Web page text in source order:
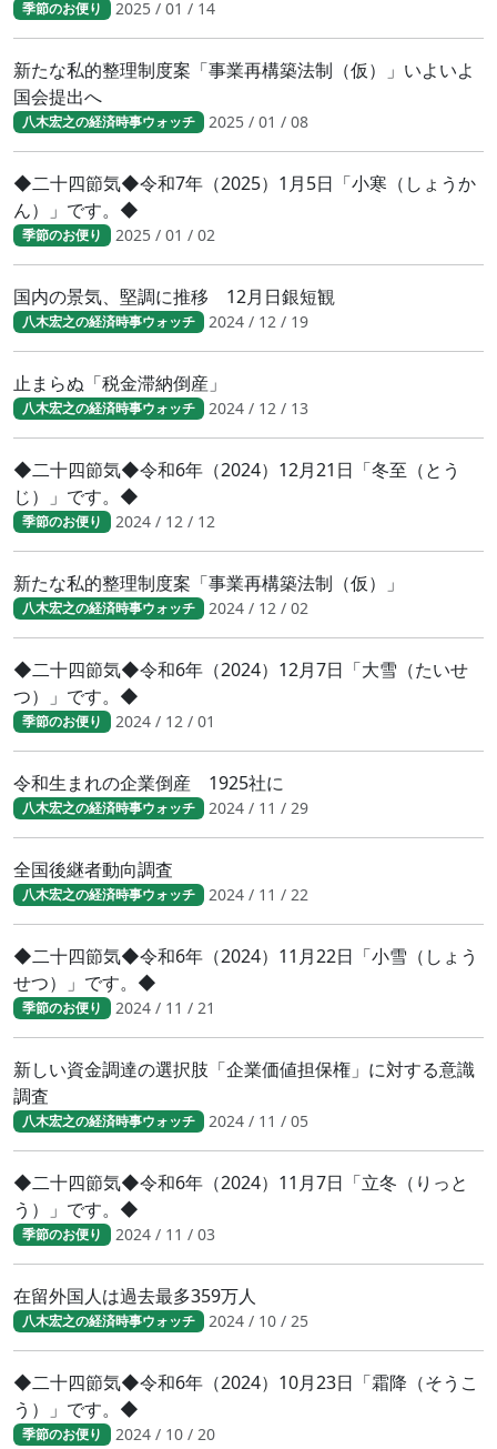
季節のお便り 2025 / 01 / 14
新たな私的整理制度案「事業再構築法制（仮）」いよいよ
国会提出へ
八木宏之の経済時事ウォッチ 2025 / 01 / 08
◆二十四節気◆令和7年（2025）1月5日「小寒（しょうか
ん）」です。◆
季節のお便り 2025 / 01 / 02
国内の景気、堅調に推移 12月日銀短観
八木宏之の経済時事ウォッチ 2024 / 12 / 19
止まらぬ「税金滞納倒産」
八木宏之の経済時事ウォッチ 2024 / 12 / 13
◆二十四節気◆令和6年（2024）12月21日「冬至（とう
じ）」です。◆
季節のお便り 2024 / 12 / 12
新たな私的整理制度案「事業再構築法制（仮）」
八木宏之の経済時事ウォッチ 2024 / 12 / 02
◆二十四節気◆令和6年（2024）12月7日「大雪（たいせ
つ）」です。◆
季節のお便り 2024 / 12 / 01
令和生まれの企業倒産 1925社に
八木宏之の経済時事ウォッチ 2024 / 11 / 29
全国後継者動向調査
八木宏之の経済時事ウォッチ 2024 / 11 / 22
◆二十四節気◆令和6年（2024）11月22日「小雪（しょう
せつ）」です。◆
季節のお便り 2024 / 11 / 21
新しい資金調達の選択肢「企業価値担保権」に対する意識
調査
八木宏之の経済時事ウォッチ 2024 / 11 / 05
◆二十四節気◆令和6年（2024）11月7日「立冬（りっと
う）」です。◆
季節のお便り 2024 / 11 / 03
在留外国人は過去最多359万人
八木宏之の経済時事ウォッチ 2024 / 10 / 25
◆二十四節気◆令和6年（2024）10月23日「霜降（そうこ
う）」です。◆
季節のお便り 2024 / 10 / 20